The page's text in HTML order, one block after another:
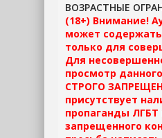
ВОЗРАСТНЫЕ
(18+) Внимание!
может
только для
Для
просмотр
СТРОГО
присутствует
пропаганды ЛГБТ
запрещенного